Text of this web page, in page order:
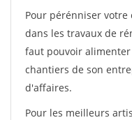
Pour pérénniser
dans les travaux de
faut pouvoir
chantiers de son
d'affaires.
Pour les meilleurs